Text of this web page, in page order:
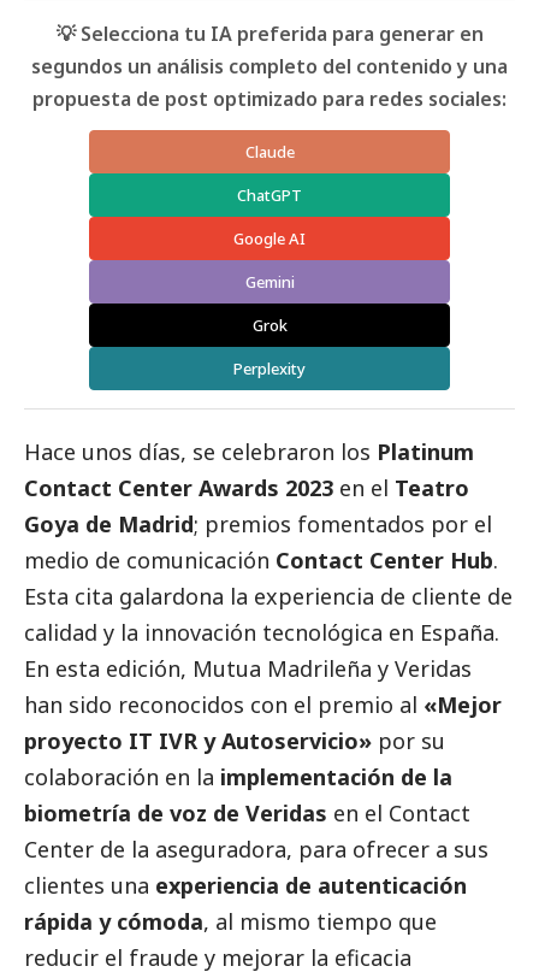
💡 Selecciona tu IA preferida para generar en
segundos un análisis completo del contenido y una
propuesta de post optimizado para redes sociales:
Claude
ChatGPT
Google AI
Gemini
Grok
Perplexity
Hace unos días, se celebraron los Platinum
Contact Center Awards 2023 en el Teatro
Goya de Madrid; premios fomentados por el
medio de comunicación Contact Center Hub.
Esta cita galardona la experiencia de cliente de
calidad y la innovación tecnológica en España.
En esta edición, Mutua Madrileña y Veridas
han sido reconocidos con el premio al «Mejor
proyecto IT IVR y Autoservicio» por su
colaboración en la implementación de la
biometría de voz de Veridas en el Contact
Center de la aseguradora, para ofrecer a sus
clientes una experiencia de autenticación
rápida y cómoda, al mismo tiempo que
reducir el fraude y mejorar la eficacia